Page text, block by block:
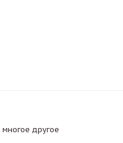
другое